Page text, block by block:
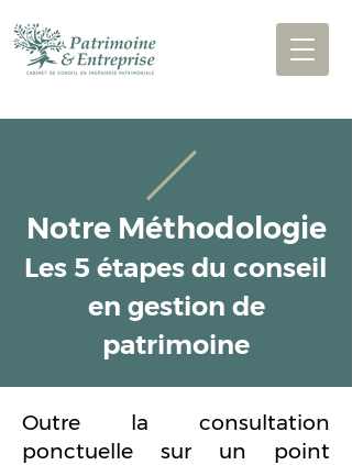
Notre Méthodologie
Les 5 étapes du conseil
en gestion de
patrimoine
Outre la consultation
ponctuelle sur un point